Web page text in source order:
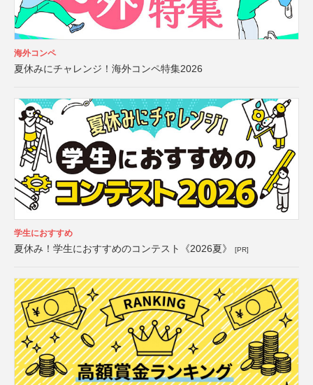
海外コンペ
夏休みにチャレンジ！海外コンペ特集2026
学生におすすめ
夏休み！学生におすすめのコンテスト《2026夏》 [PR]